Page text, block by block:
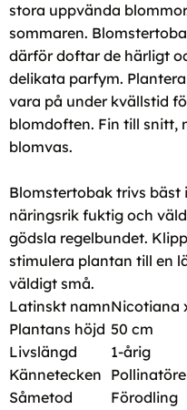
stora uppvända
sommaren.
därför doftar de härligt
delikata parfym.
vara på under kvällstid
blomdoften. Fin till snitt,
blomvas.
Blomstertobak trivs bäst
näringsrik fuktig och
gödsla regelbundet.
stimulera plantan till en
väldigt små.
Latinskt namnNicotiana
Plantans höjd 50 cm
Livslängd
1-årig
Kännetecken
Såmetod
Förodling